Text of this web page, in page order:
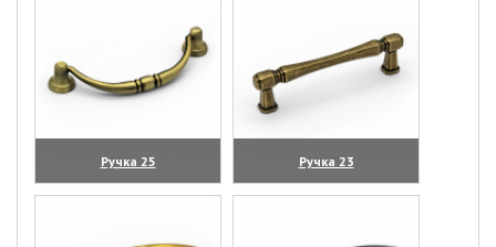
Ручка 25
(увеличить)
Ручка 23
(увеличить)